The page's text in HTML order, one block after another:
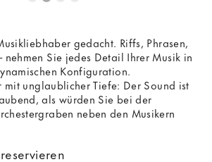
gedacht. Riffs, Phrasen,
nehmen Sie jedes Detail Ihrer Musik in
Konfiguration.
mit unglaublicher Tiefe: Der Sound ist
als würden Sie bei der
neben den Musikern